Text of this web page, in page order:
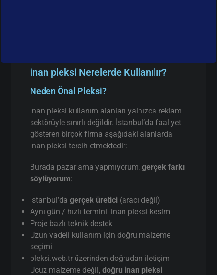
inan pleksi Nerelerde Kullanılır?
Neden Önal Pleksi?
inan pleksi kullanım alanları yalnızca reklam
sektörüyle sınırlı değildir. İstanbul’da faaliyet
gösteren birçok firma aşağıdaki alanlarda
inan pleksi tercih etmektedir:
Burada pazarlama yapmıyorum,gerçek farkı
söylüyorum:
İstanbul’dagerçek üretici (aracı değil)
Aynı gün / hızlı terminli inan pleksi kesim
Proje bazlı teknik destek
Uzun vadeli kullanım için doğru malzeme
seçimi
pleksi.web.tr üzerinden doğrudan iletişim
Ucuz malzeme değil,doğru inan pleksi